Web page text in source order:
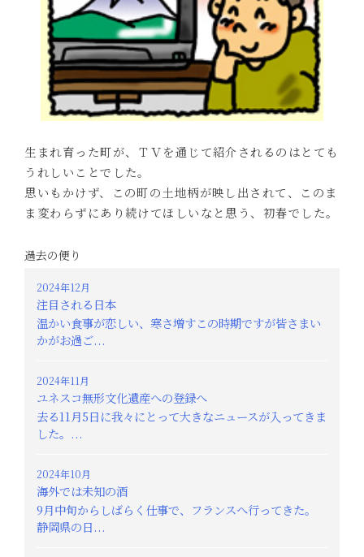
生まれ育った町が、ＴＶを通じて紹介されるのはとても
うれしいことでした。
思いもかけず、この町の土地柄が映し出されて、このま
ま変わらずにあり続けてほしいなと思う、初春でした。
過去の便り
2024年12月
注目される日本
温かい食事が恋しい、寒さ増すこの時期ですが皆さまい
かがお過ご...
2024年11月
ユネスコ無形文化遺産への登録へ
去る11月5日に我々にとって大きなニュースが入ってきま
した。...
2024年10月
海外では未知の酒
9月中旬からしばらく仕事で、フランスへ行ってきた。
静岡県の日...